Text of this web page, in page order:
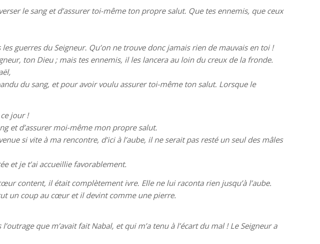
le sang et d’assurer toi-même ton propre salut. Que tes ennemis, que ceux
guerres du Seigneur. Qu’on ne trouve donc jamais rien de mauvais en toi !
ton Dieu ; mais tes ennemis, il les lancera au loin du creux de la fronde.
du sang, et pour avoir voulu assurer toi-même ton salut. Lorsque le
jour !
et d’assurer moi-même mon propre salut.
si vite à ma rencontre, d’ici à l’aube, il ne serait pas resté un seul des mâles
et je t’ai accueillie favorablement.
content, il était complètement ivre. Elle ne lui raconta rien jusqu’à l’aube.
un coup au cœur et il devint comme une pierre.
que m’avait fait Nabal, et qui m’a tenu à l’écart du mal ! Le Seigneur a